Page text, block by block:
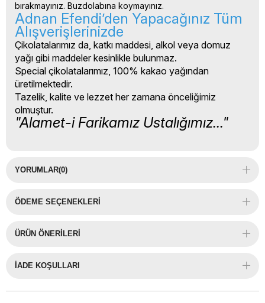
bırakmayınız. Buzdolabına koymayınız.
Adnan Efendi’den Yapacağınız Tüm
Alışverişlerinizde
Çikolatalarımız da, katkı maddesi, alkol veya domuz
yağı gibi maddeler kesinlikle bulunmaz.
Special çikolatalarımız, 100% kakao yağından
üretilmektedir.
Tazelik, kalite ve lezzet her zamana önceliğimiz
olmuştur.
"Alamet-i Farikamız Ustalığımız..."
YORUMLAR(0)
ÖDEME SEÇENEKLERI
ÜRÜN ÖNERILERI
İADE KOŞULLARI